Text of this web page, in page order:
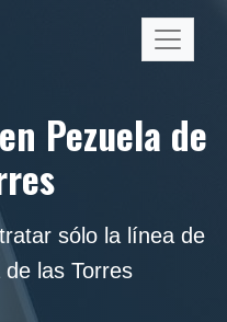
Pezuela de
sólo la línea de
las Torres